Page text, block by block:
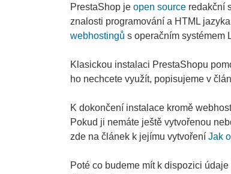
PrestaShop je open source redakční
znalosti programování a HTML
webhostingů s operačním systémem
Klasickou instalaci PrestaShopu
ho nechcete využít, popisujeme v
K dokončení instalace kromě
Pokud ji nemáte ještě vytvořenou
zde na článek k jejímu vytvoření Jak
Poté co budeme mít k dispozici